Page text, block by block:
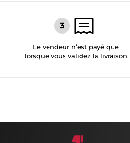
Le vendeur n’est payé que
lorsque vous validez la livraison